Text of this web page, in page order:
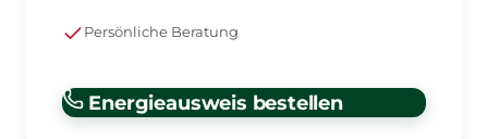
Persönliche Beratung
Energieausweis bestellen